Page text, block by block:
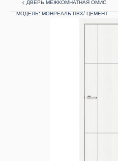
< ДВЕРЬ МЕЖКОМНАТНАЯ ОМИС
МОДЕЛЬ: МОНРЕАЛЬ ПВХ/ ЦЕМЕНТ